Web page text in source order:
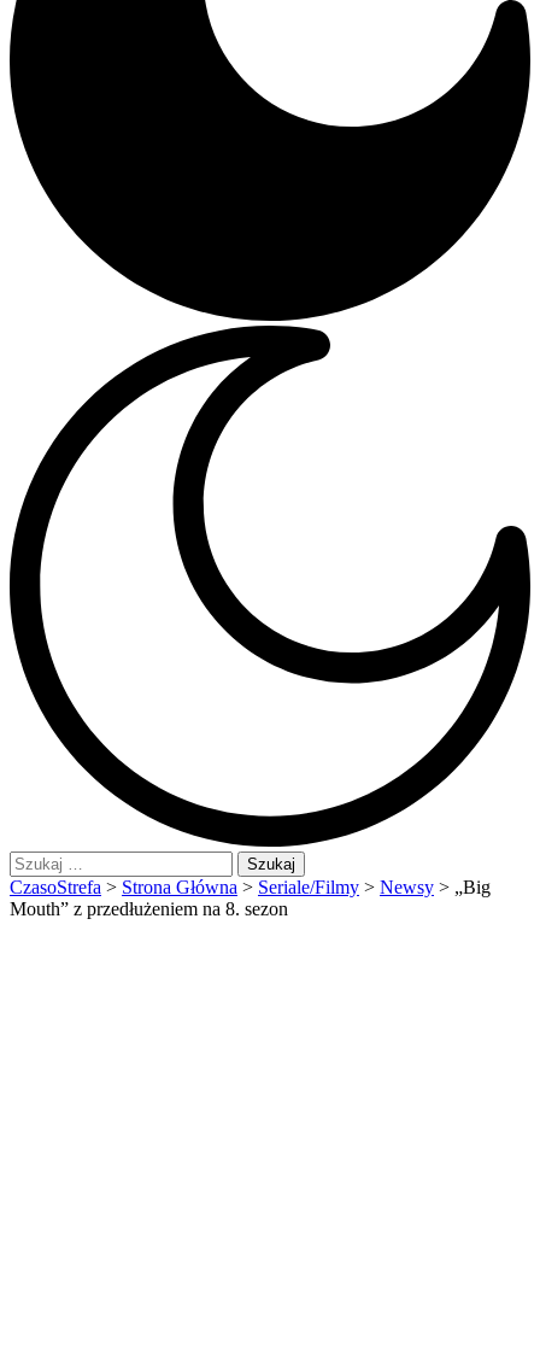
Szukaj:
CzasoStrefa > Strona Główna > Seriale/Filmy > Newsy > „Big
Mouth” z przedłużeniem na 8. sezon